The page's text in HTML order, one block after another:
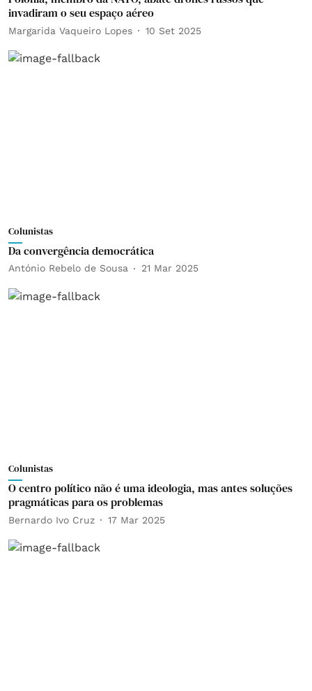
invadiram o seu espaço aéreo
Margarida Vaqueiro Lopes 10 Set 2025
Colunistas
Da convergência democrática
António Rebelo de Sousa 21 Mar 2025
Colunistas
O centro político não é uma ideologia, mas antes soluções
pragmáticas para os problemas
Bernardo Ivo Cruz 17 Mar 2025